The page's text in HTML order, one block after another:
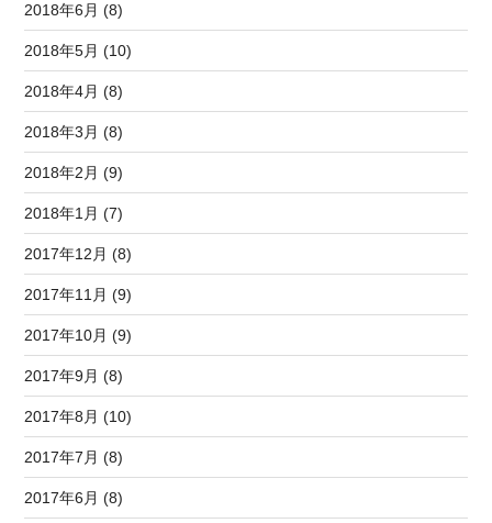
2018年6月 (8)
2018年5月 (10)
2018年4月 (8)
2018年3月 (8)
2018年2月 (9)
2018年1月 (7)
2017年12月 (8)
2017年11月 (9)
2017年10月 (9)
2017年9月 (8)
2017年8月 (10)
2017年7月 (8)
2017年6月 (8)